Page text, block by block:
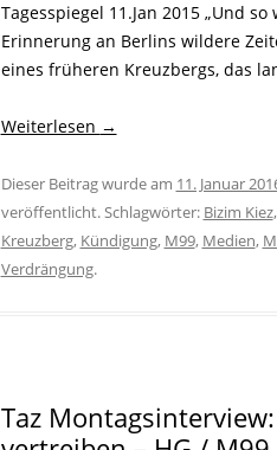
Tagesspiegel 11.Jan 2015 „Und
Erinnerung an Berlins wildere
eines früheren Kreuzbergs, das
Weiterlesen →
Dieser Beitrag wurde am 11. Januar
veröffentlicht. Schlagwörter: Bizim Kiez,
Kreuzberg, Kündigung, M99, Medien,
Verdrängung.
Taz